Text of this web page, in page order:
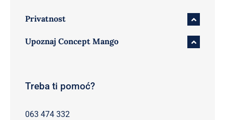
Privatnost
Upoznaj Concept Mango
Treba ti pomoć?
063 474 332